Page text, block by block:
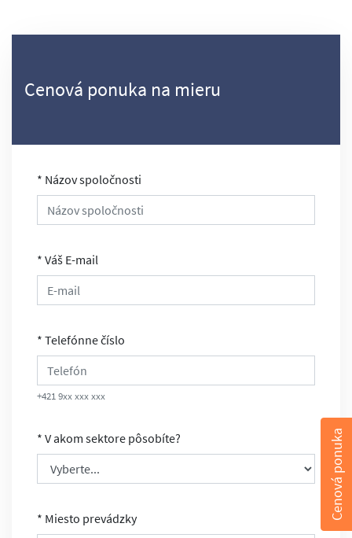
Cenová ponuka na mieru
* Názov spoločnosti
* Váš E-mail
* Telefónne číslo
+421 9xx xxx xxx
* V akom sektore pôsobíte?
* Miesto prevádzky Cenová ponuka